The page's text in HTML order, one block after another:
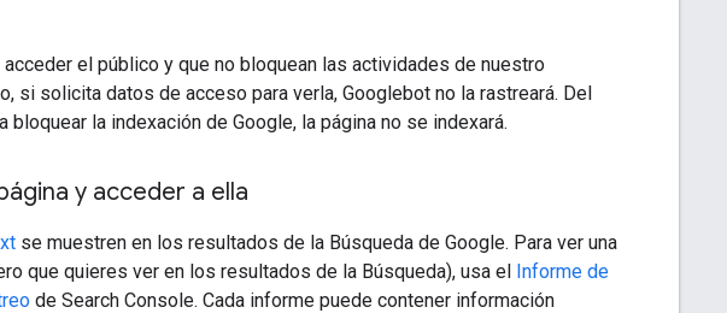
el público y que no bloquean las actividades de nuestro
si solicita datos de acceso para verla, Googlebot no la rastreará. Del
bloquear la indexación de Google, la página no se indexará.
y acceder a ella
se muestren en los resultados de la Búsqueda de Google. Para ver una
que quieres ver en los resultados de la Búsqueda), usa el Informe de
de Search Console. Cada informe puede contener información